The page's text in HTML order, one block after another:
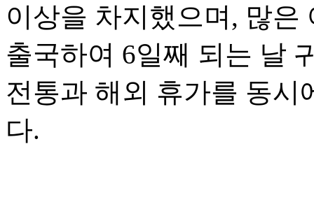
이상을 차지했으며, 많은
출국하여 6일째 되는 날
전통과 해외 휴가를 동시
다.